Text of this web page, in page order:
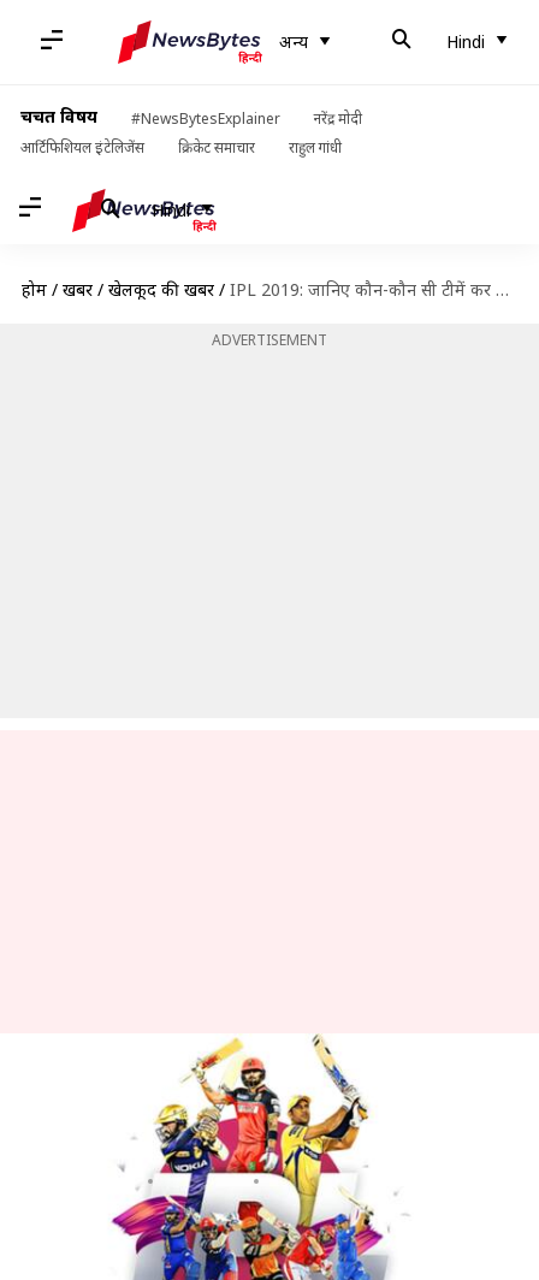
अन्य Hindi
चर्चित विषय #NewsBytesExplainer
नरेंद्र मोदी
आर्टिफिशियल इंटेलिजेंस
क्रिकेट समाचार राहुल गांधी
Hindi
होम / खबरें / खेलकूद की खबरें / IPL 2019: जानिए कौन-कौन सी टीमें कर सकती हैं प्लेऑफ में क्वालीफाई
ADVERTISEMENT
IPL 2019: जानिए कौन-कौन सी
टीमें कर सकती हैं प्लेऑफ में
क्वालीफाई
Apr 26, 2019 06:37 pm